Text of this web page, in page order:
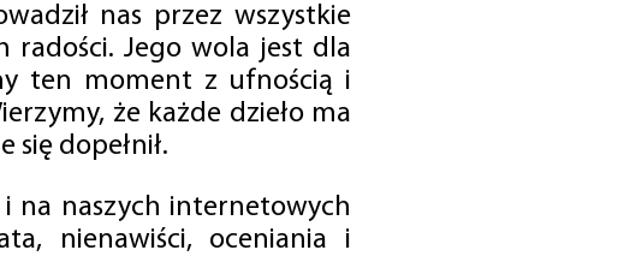
nas przez wszystkie
radości. Jego wola jest dla
ten moment z ufnością i
że każde dzieło ma
się dopełnił.
na naszych internetowych
nienawiści, oceniania i